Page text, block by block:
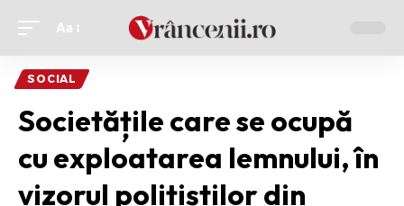
Ajustor
font
Aa
SOCIAL
Societățile care se ocupă
cu exploatarea lemnului, în
vizorul polițiștilor din